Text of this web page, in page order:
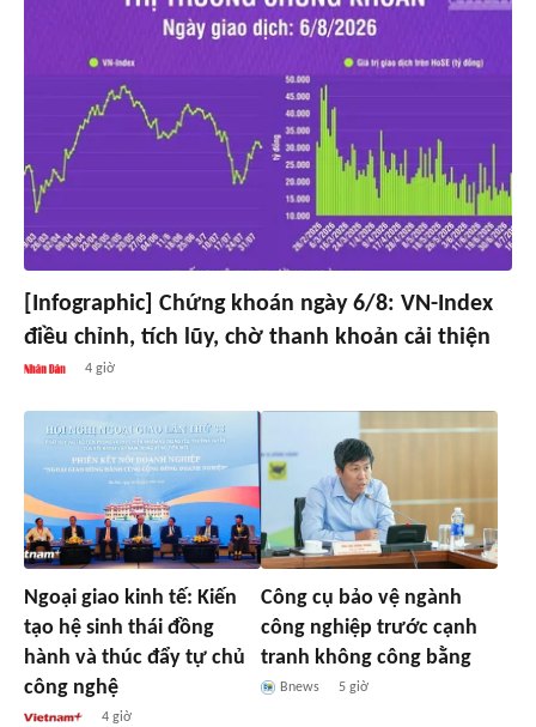
[Infographic] Chứng khoán ngày 6/8: VN-Index
điều chỉnh, tích lũy, chờ thanh khoản cải thiện
4 giờ
Ngoại giao kinh tế: Kiến
tạo hệ sinh thái đồng
hành và thúc đẩy tự chủ
công nghệ
4 giờ
Công cụ bảo vệ ngành
công nghiệp trước cạnh
tranh không công bằng
Bnews 5 giờ